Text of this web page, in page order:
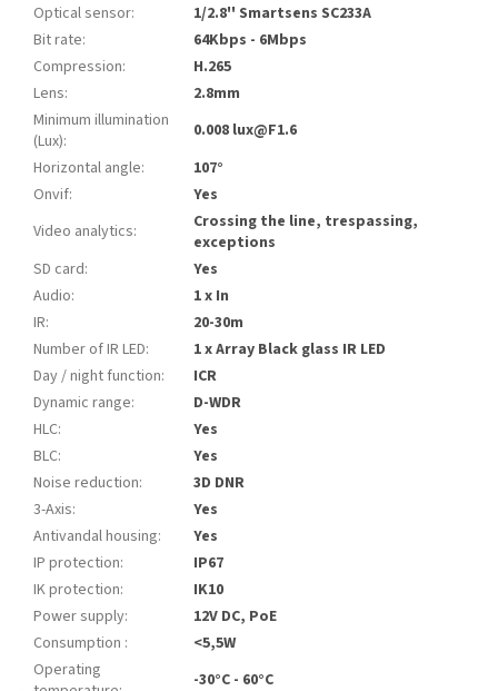
Optical sensor:
1/2.8'' Smartsens SC233A
Bit rate:
64Kbps - 6Mbps
Compression:
H.265
Lens:
2.8mm
Minimum illumination
(Lux):
0.008 lux@F1.6
Horizontal angle:
107°
Onvif:
Yes
Video analytics:
Crossing the line, trespassing,
exceptions
SD card:
Yes
Audio:
1 x In
IR:
20-30m
Number of IR LED:
1 x Array Black glass IR LED
Day / night function:
ICR
Dynamic range:
D-WDR
HLC:
Yes
BLC:
Yes
Noise reduction:
3D DNR
3-Axis:
Yes
Antivandal housing:
Yes
IP protection:
IP67
IK protection:
IK10
Power supply:
12V DC, PoE
Consumption :
<5,5W
Operating
-30°C - 60°C